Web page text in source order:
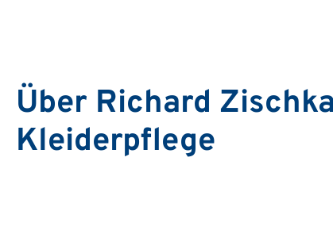
Über Richard
Kleiderpflege